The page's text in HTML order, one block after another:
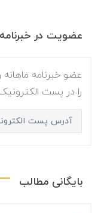
عضویت در
عضو خبرنامه
را در پست
بایگانی مطالب